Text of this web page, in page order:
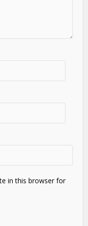
in this browser for